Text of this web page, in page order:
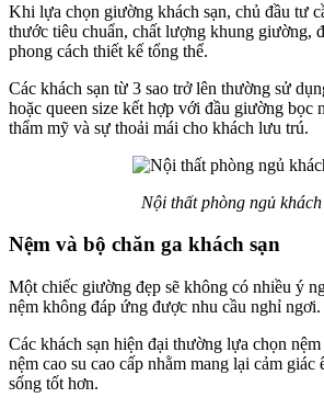
Khi lựa chọn giường khách sạn, chủ đầu tư
thước tiêu chuẩn, chất lượng khung giường,
phong cách thiết kế tổng thể.
Các khách sạn từ 3 sao trở lên thường sử
hoặc queen size kết hợp với đầu giường bọc
thẩm mỹ và sự thoải mái cho khách lưu trú.
Nội thất phòng ngủ khách
Nệm và bộ chăn ga khách sạn
Một chiếc giường đẹp sẽ không có nhiều ý
nệm không đáp ứng được nhu cầu nghỉ ngơi.
Các khách sạn hiện đại thường lựa chọn
nệm cao su cao cấp nhằm mang lại cảm giác
sống tốt hơn.